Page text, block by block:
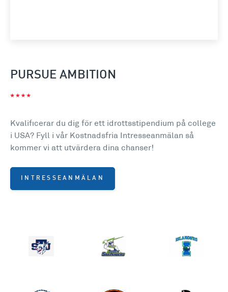
PURSUE AMBITION
Kvalificerar du dig för ett idrottsstipendium på college
i USA? Fyll i vår Kostnadsfria Intresseanmälan så
kommer vi att utvärdera dina chanser!
INTRESSEANMÄLAN